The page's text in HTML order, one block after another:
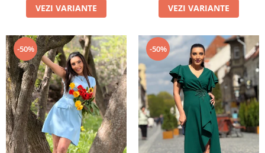
VEZI VARIANTE VEZI VARIANTE
-50% -50%